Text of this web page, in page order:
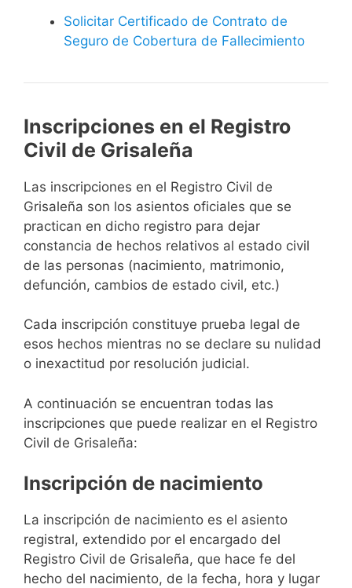
Solicitar Certificado de Contrato de
Seguro de Cobertura de Fallecimiento
Inscripciones en el Registro
Civil de Grisaleña
Las inscripciones en el Registro Civil de
Grisaleña son los asientos oficiales que se
practican en dicho registro para dejar
constancia de hechos relativos al estado civil
de las personas (nacimiento, matrimonio,
defunción, cambios de estado civil, etc.)
Cada inscripción constituye prueba legal de
esos hechos mientras no se declare su nulidad
o inexactitud por resolución judicial.
A continuación se encuentran todas las
inscripciones que puede realizar en el Registro
Civil de Grisaleña:
Inscripción de nacimiento
La inscripción de nacimiento es el asiento
registral, extendido por el encargado del
Registro Civil de Grisaleña, que hace fe del
hecho del nacimiento, de la fecha, hora y lugar